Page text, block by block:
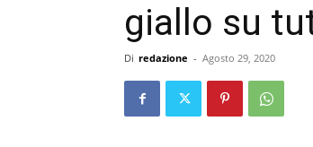
giallo su
Di redazione - Agosto 29, 2020